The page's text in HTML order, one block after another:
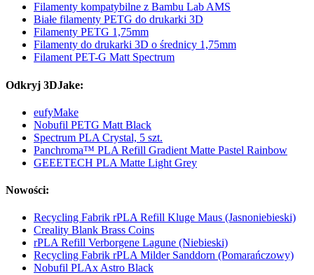
Filamenty kompatybilne z Bambu Lab AMS
Białe filamenty PETG do drukarki 3D
Filamenty PETG 1,75mm
Filamenty do drukarki 3D o średnicy 1,75mm
Filament PET-G Matt Spectrum
Odkryj 3DJake:
eufyMake
Nobufil PETG Matt Black
Spectrum PLA Crystal, 5 szt.
Panchroma™ PLA Refill Gradient Matte Pastel Rainbow
GEEETECH PLA Matte Light Grey
Nowości:
Recycling Fabrik rPLA Refill Kluge Maus (Jasnoniebieski)
Creality Blank Brass Coins
rPLA Refill Verborgene Lagune (Niebieski)
Recycling Fabrik rPLA Milder Sanddorn (Pomarańczowy)
Nobufil PLAx Astro Black